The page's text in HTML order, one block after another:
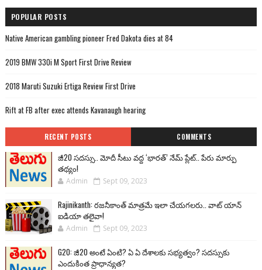
POPULAR POSTS
Native American gambling pioneer Fred Dakota dies at 84
2019 BMW 330i M Sport First Drive Review
2018 Maruti Suzuki Ertiga Review First Drive
Rift at FB after exec attends Kavanaugh hearing
RECENT POSTS COMMENTS
జీ20 సదస్సు.. మోదీ సీటు వద్ద ‘భారత్’ నేమ్ ప్లేట్‌.. పేరు మార్పు
తథ్యం!
Admin Sept 09, 2023
Rajinikanth: రజనీకాంత్ మాత్రమే ఇలా చేయగలరు.. వాట్ యాన్
ఐడియా తలైవా!
Admin Sept 09, 2023
G20: జీ20 అంటే ఏంటి? ఏ ఏ దేశాలకు సభ్యత్వం? సదస్సుకు
ఎందుకింత ప్రాధాన్యత?